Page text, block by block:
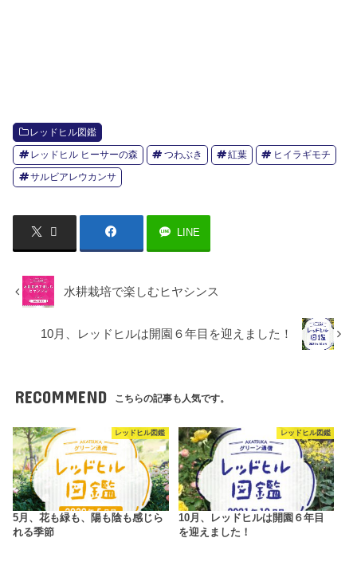
レッドヒル図鑑
レッドヒル ヒーサーの森 つわぶき 紅葉 ヒイラギモチ
サルビアレウカンサ
LINE
水耕栽培で楽しむヒヤシンス
10月、レッドヒルは開園６年目を迎えました！
RECOMMEND こちらの記事も人気です。
レッドヒル図鑑
5月、花も緑も、陽も陰も感じら
れる季節
レッドヒル図鑑
10月、レッドヒルは開園６年目
を迎えました！